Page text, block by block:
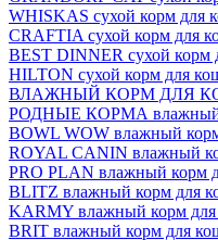
WHISKAS сухой корм для
CRAFTIA сухой корм для
BEST DINNER сухой корм
HILTON сухой корм для
ВЛАЖНЫЙ КОРМ ДЛЯ
РОДНЫЕ КОРМА влажный
BOWL WOW влажный
ROYAL CANIN влажный
PRO PLAN влажный корм
BLITZ влажный корм для
KARMY влажный корм
BRIT влажный корм для